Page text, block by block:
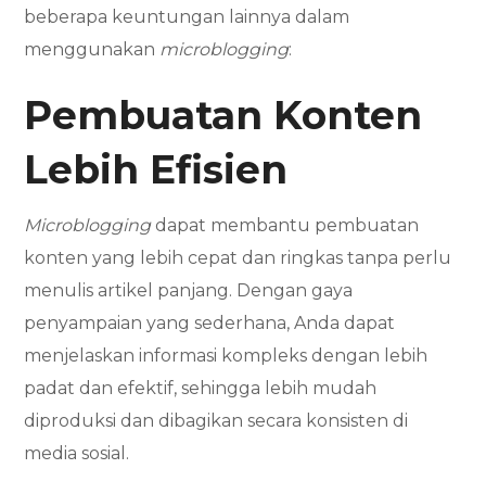
beberapa keuntungan lainnya dalam
menggunakan microblogging:
Pembuatan Konten
Lebih Efisien
Microbloggingdapat membantu pembuatan
konten yang lebih cepat dan ringkas tanpa perlu
menulis artikel panjang. Dengan gaya
penyampaian yang sederhana, Anda dapat
menjelaskan informasi kompleks dengan lebih
padat dan efektif, sehingga lebih mudah
diproduksi dan dibagikan secara konsisten di
media sosial.